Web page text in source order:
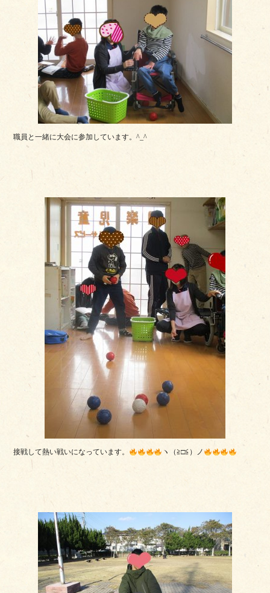
職員と一緒に大会に参加しています。^_^
接戦して熱い戦いになっています。 ヽ（≧□≦）ノ